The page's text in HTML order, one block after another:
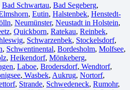
Bad Schwartau, Bad Segeberg,
, Eutin, Halstenbek, Henstedt-
, Neumünster, Neustadt in Holstein,
, Quickborn, Ratekau, Reinbek,
, Schwarzenbek, Stockelsdorf,
, Schwentinental, Bordesholm, Molfsee,
, Heikendorf, Mönkeberg,
, Laboe, Brodersdorf, Wendtorf,
, Wasbek, Aukrug, Nortorf,
, Strande, Schwedeneck, Rumohr,